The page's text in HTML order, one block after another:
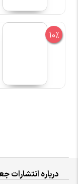
10%
درباره انتشارات